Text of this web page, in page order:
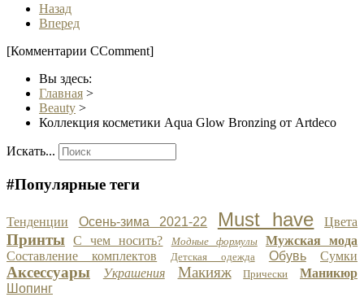
Назад
Вперед
[Комментарии CComment]
Вы здесь:
Главная >
Beauty >
Коллекция косметики Aqua Glow Bronzing от Artdeco
Искать...
#Популярные теги
Тенденции Осень-зима 2021-22 Must have Цвета
Принты С чем носить? Модные формулы
Мужская мода
Составление комплектов
Детская одежда Обувь Сумки
Аксессуары Украшения Макияж Прически
Маникюр
Шопинг